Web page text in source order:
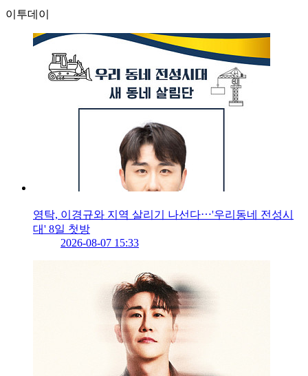
이투데이
영탁, 이경규와 지역 살리기 나선다⋯'우리동네 전성시
대' 8일 첫방
2026-08-07 15:33